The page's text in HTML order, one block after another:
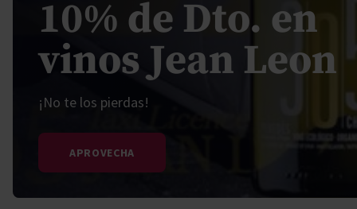
Secano interior
Moët
Pisco
Vodka
Torres
Paco y Lola
Padró & Co
Torres Brandy
Torres
10% de Dto. en
vinos Jean Leon
¡No te los pierdas!
APROVECHA